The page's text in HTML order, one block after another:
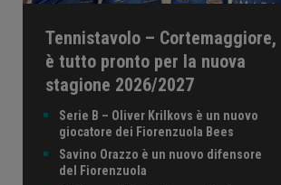
Tennistavolo – Cortemaggiore,
è tutto pronto per la nuova
stagione 2026/2027
Serie B – Oliver Krilkovs è un nuovo
giocatore dei Fiorenzuola Bees
Savino Orazzo è un nuovo difensore
del Fiorenzuola